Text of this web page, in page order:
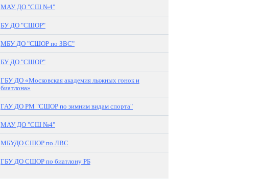
МАУ ДО "СШ №4"
БУ ДО "СШОР"
МБУ ДО "СШОР по ЗВС"
БУ ДО "СШОР"
ГБУ ДО «Московская академия лыжных гонок и
биатлона»
ГАУ ДО РМ "СШОР по зимним видам спорта"
МАУ ДО "СШ №4"
МБУДО СШОР по ЛВС
ГБУ ДО СШОР по биатлону РБ